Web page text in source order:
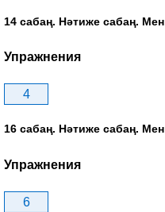
14 сабаң. Нәтиже сабаң.
Упражнения
4
16 сабаң. Нәтиже сабаң.
Упражнения
6